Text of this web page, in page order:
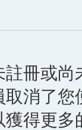
冊或
消了
得更多